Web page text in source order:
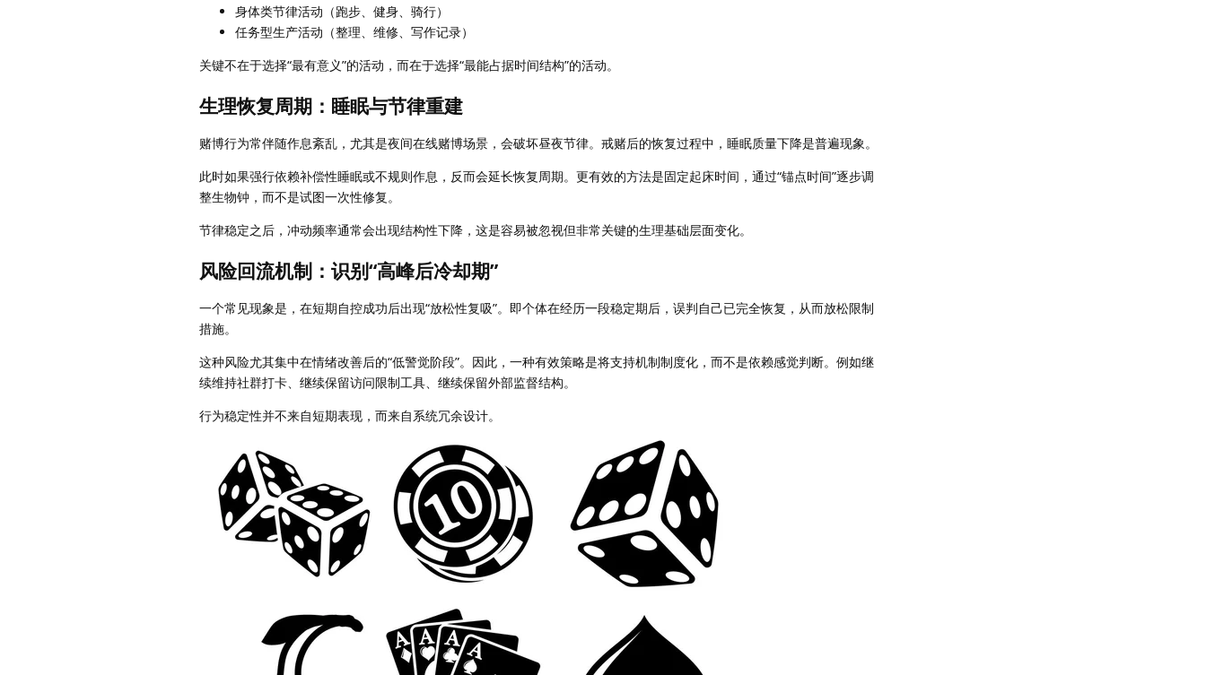
身体类节律活动（跑步、健身、骑行）
任务型生产活动（整理、维修、写作记录）
关键不在于选择“最有意义”的活动，而在于选择“最能占据时间结构”的活动。
生理恢复周期：睡眠与节律重建
赌博行为常伴随作息紊乱，尤其是夜间在线赌博场景，会破坏昼夜节律。戒赌后的恢复过程中，睡眠质量下降是普遍现象。
此时如果强行依赖补偿性睡眠或不规则作息，反而会延长恢复周期。更有效的方法是固定起床时间，通过“锚点时间”逐步调
整生物钟，而不是试图一次性修复。
节律稳定之后，冲动频率通常会出现结构性下降，这是容易被忽视但非常关键的生理基础层面变化。
风险回流机制：识别“高峰后冷却期”
一个常见现象是，在短期自控成功后出现“放松性复吸”。即个体在经历一段稳定期后，误判自己已完全恢复，从而放松限制
措施。
这种风险尤其集中在情绪改善后的“低警觉阶段”。因此，一种有效策略是将支持机制制度化，而不是依赖感觉判断。例如继
续维持社群打卡、继续保留访问限制工具、继续保留外部监督结构。
行为稳定性并不来自短期表现，而来自系统冗余设计。